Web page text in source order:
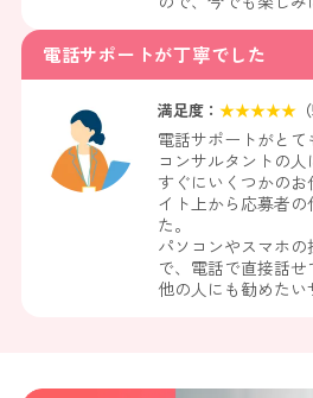
電話サポートが丁寧でした
満足度： ★★★★★（
電話サポートがとて
コンサルタントの
すぐにいくつかの
イト上から応募者
た。
パソコンやスマホ
で、電話で直接話せ
他の人にも勧めたい